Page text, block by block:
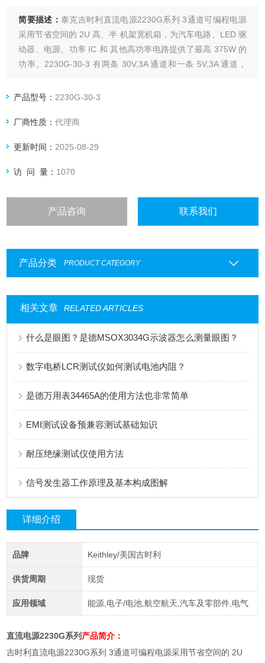
简要描述： 泰克吉时利直流电源2230G系列 3通道可编程电源
采用节省空间的 2U 高、半 机架宽机箱，为汽车电路、LED 驱
动器、电源、功率 IC 和 其他高功率电路提供了最高 375W 的
功率。2230G-30-3 有两条 30V,3A 通道和一条 5V,3A 通道，
375W 的 功率。
产品型号： 2230G-30-3
厂商性质：代理商
更新时间： 2025-08-29
访 问 量： 1070
产品咨询 联系我们
产品分类 PRODUCT CATEGORY
相关文章 RELATED ARTICLES
什么是眼图？是德MSOX3034G示波器怎么测量眼图？
数字电桥LCR测试仪如何测试电池内阻？
是德万用表34465A的使用方法也非常简单
EMI测试设备预兼容测试基础知识
耐压绝缘测试仪使用方法
信号发生器工作原理及基本构成图解
详细介绍
品牌 Keithley/美国吉时利
供货周期 现货
应用领域 能源,电子/电池,航空航天,汽车及零部件,电气
直流电源2230G系列 产品简介：
吉时利直流电源2230G系列 3通道可编程电源采用节省空间的 2U